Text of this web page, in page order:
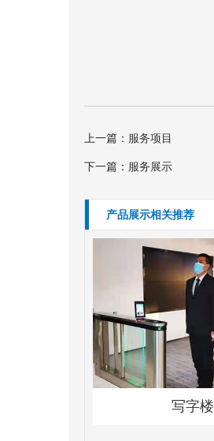
上一篇： 服务项目
下一篇： 服务展示
产品展示相关推荐
写字楼